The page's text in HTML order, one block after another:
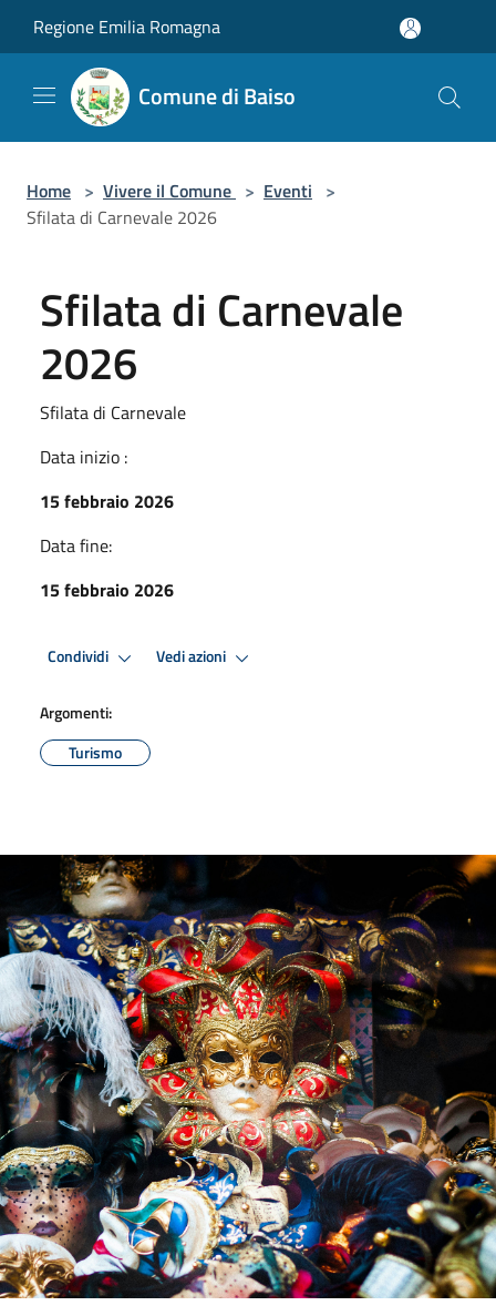
Regione Emilia Romagna
Comune di Baiso
Home > Vivere il Comune > Eventi >
Sfilata di Carnevale 2026
Sfilata di Carnevale
2026
Sfilata di Carnevale
Data inizio :
15 febbraio 2026
Data fine:
15 febbraio 2026
Condividi Vedi azioni
Argomenti:
Turismo